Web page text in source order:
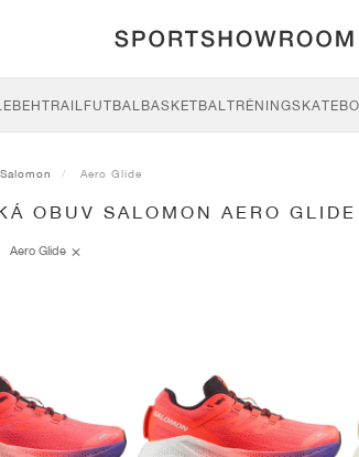
BEHTRAILFUTBALBASKETBALTRÉNING
Salomon Aero Glide
OBUV SALOMON AERO GLIDE
Aero Glide